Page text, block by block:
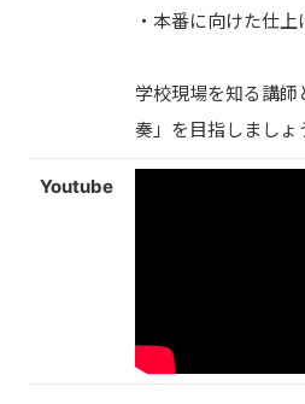
・本番に向けた仕上
学校現場を知る講
奏」を目指しましょ
Youtube